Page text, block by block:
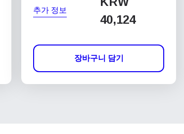
추가 정보
40,124
장바구니 담기